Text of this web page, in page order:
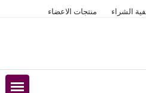
الشراء منتجات الاعضاء